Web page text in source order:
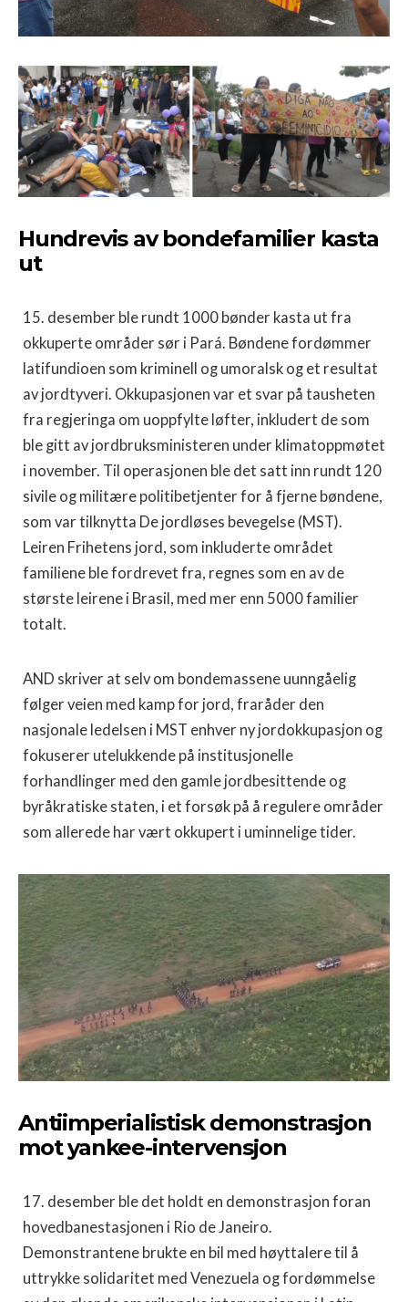
Hundrevis av bondefamilier kasta
ut
15. desember ble rundt 1000 bønder kasta ut fra
okkuperte områder sør i Pará. Bøndene fordømmer
latifundioen som kriminell og umoralsk og et resultat
av jordtyveri. Okkupasjonen var et svar på tausheten
fra regjeringa om uoppfylte løfter, inkludert de som
ble gitt av jordbruksministeren under klimatoppmøtet
i november. Til operasjonen ble det satt inn rundt 120
sivile og militære politibetjenter for å fjerne bøndene,
som var tilknytta De jordløses bevegelse (MST).
Leiren Frihetens jord, som inkluderte området
familiene ble fordrevet fra, regnes som en av de
største leirene i Brasil, med mer enn 5000 familier
totalt.
AND skriver at selv om bondemassene uunngåelig
følger veien med kamp for jord, fraråder den
nasjonale ledelsen i MST enhver ny jordokkupasjon og
fokuserer utelukkende på institusjonelle
forhandlinger med den gamle jordbesittende og
byråkratiske staten, i et forsøk på å regulere områder
som allerede har vært okkupert i uminnelige tider.
Antiimperialistisk demonstrasjon
mot yankee-intervensjon
17. desember ble det holdt en demonstrasjon foran
hovedbanestasjonen i Rio de Janeiro.
Demonstrantene brukte en bil med høyttalere til å
uttrykke solidaritet med Venezuela og fordømmelse